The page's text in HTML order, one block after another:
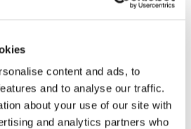
content and ads, to
and to analyse our traffic.
about your use of our site with
and analytics partners who
bana väg för